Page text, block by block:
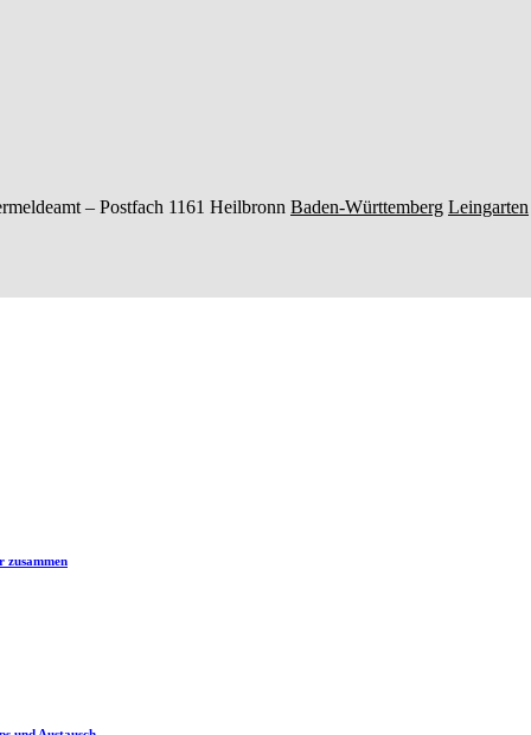
– Postfach 1161 Heilbronn Baden-Württemberg Leingarten
zusammen